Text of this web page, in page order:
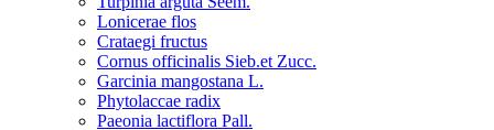
Lonicerae flos
Crataegi fructus
Cornus officinalis Sieb.et Zucc.
Garcinia mangostana L.
Phytolaccae radix
Paeonia lactiflora Pall.